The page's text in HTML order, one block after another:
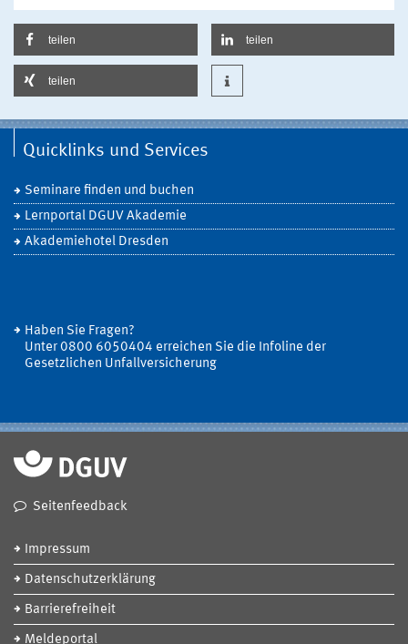
teilen teilen
teilen
Quicklinks und Services
Seminare finden und buchen
Lernportal DGUV Akademie
Akademiehotel Dresden
Haben Sie Fragen?
Unter 0800 6050404 erreichen Sie die Infoline der
Gesetzlichen Unfallversicherung
Seitenfeedback
Impressum
Datenschutzerklärung
Barrierefreiheit
Meldeportal